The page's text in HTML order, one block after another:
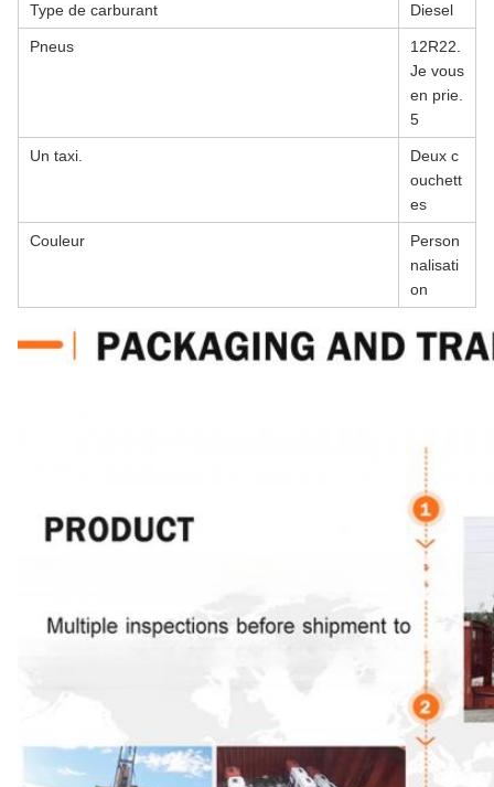
Type de carburant Diesel
Pneus
12R22.
Je vous
en prie.
5
Un taxi.
Deux c
ouchett
es
Couleur
Person
nalisati
on